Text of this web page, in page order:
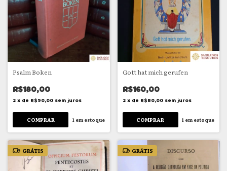
Psalm Boken
R$180,00
2 x de R$90,00 sem juros
1em estoque
Gott hat mich gerufen
R$160,00
2 x de R$80,00 sem juros
1 em estoque
GRÁTIS GRÁTIS